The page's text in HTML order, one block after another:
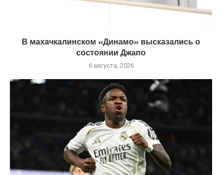
В махачкалинском «Динамо» высказались о
состоянии Джапо
6 августа, 2026